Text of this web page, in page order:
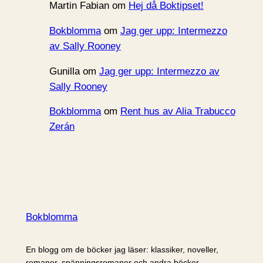
Martin Fabianom Hej då Boktipset!
Bokblommaom Jag ger upp: Intermezzo
av Sally Rooney
Gunillaom Jag ger upp: Intermezzo av
Sally Rooney
Bokblommaom Rent hus av Alia Trabucco
Zerán
Bokblomma
En blogg om de böcker jag läser: klassiker, noveller,